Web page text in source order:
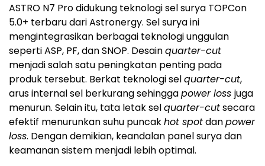
ASTRO N7 Pro didukung teknologi sel surya TOPCon
5.0+ terbaru dari Astronergy. Sel surya ini
mengintegrasikan berbagai teknologi unggulan
seperti ASP, PF, dan SNOP. Desainquarter-cut
menjadi salah satu peningkatan penting pada
produk tersebut. Berkat teknologi selquarter-cut,
arus internal sel berkurang sehinggapower loss juga
menurun. Selain itu, tata letak selquarter-cutsecara
efektif menurunkan suhu puncakhot spotdanpower
loss. Dengan demikian, keandalan panel surya dan
keamanan sistem menjadi lebih optimal.